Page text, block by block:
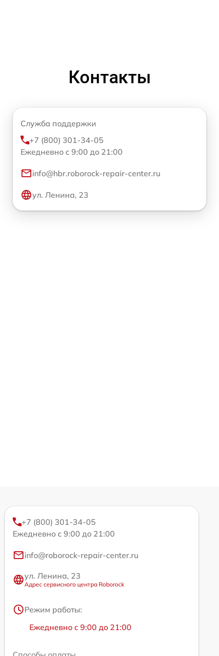
Контакты
Служба поддержки
+7 (800) 301-34-05
Ежедневно с 9:00 до 21:00
info@hbr.roborock-repair-center.ru
ул. Ленина, 23
+7 (800) 301-34-05
Ежедневно с 9:00 до 21:00
info@roborock-repair-center.ru
ул. Ленина, 23
Адрес сервисного центра Roborock
Режим работы:
Ежедневно с 9:00 до 21:00